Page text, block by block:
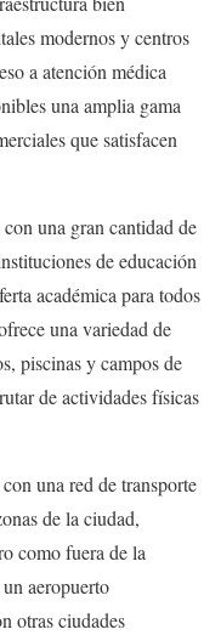
modernos y centros
a atención médica
una amplia gama
que satisfacen
una gran cantidad de
de educación
académica para todos
una variedad de
piscinas y campos de
de actividades físicas
una red de transporte
de la ciudad,
como fuera de la
aeropuerto
otras ciudades